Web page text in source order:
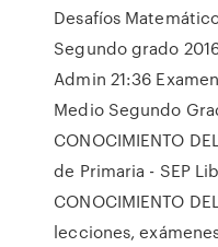
Desafíos
Segundo grado
Admin 21:36
Medio Segundo
CONOCIMIENTO
de Primaria - SEP
CONOCIMIENTO
lecciones,